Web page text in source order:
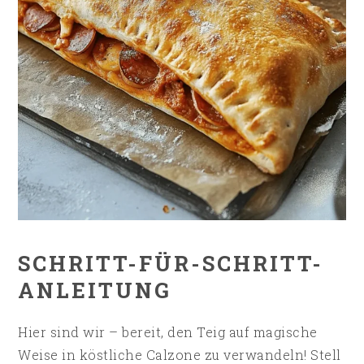
SCHRITT-FÜR-SCHRITT-
ANLEITUNG
Hier sind wir – bereit, den Teig auf magische
Weise in köstliche Calzone zu verwandeln! Stell